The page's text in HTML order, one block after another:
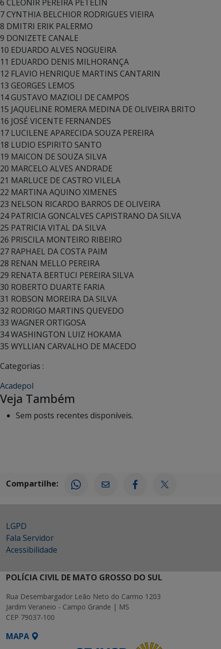
6 CLEONIR PEREIRA PETELIN
7 CYNTHIA BELCHIOR RODRIGUES VIEIRA
8 DMITRI ERIK PALERMO
9 DONIZETE CANALE
10 EDUARDO ALVES NOGUEIRA
11 EDUARDO DENIS MILHORANÇA
12 FLAVIO HENRIQUE MARTINS CANTARIN
13 GEORGES LEMOS
14 GUSTAVO MAZIOLI DE CAMPOS
15 JAQUELINE ROMERA MEDINA DE OLIVEIRA BRITO
16 JOSÉ VICENTE FERNANDES
17 LUCILENE APARECIDA SOUZA PEREIRA
18 LUDIO ESPIRITO SANTO
19 MAICON DE SOUZA SILVA
20 MARCELO ALVES ANDRADE
21 MARLUCE DE CASTRO VILELA
22 MARTINA AQUINO XIMENES
23 NELSON RICARDO BARROS DE OLIVEIRA
24 PATRICIA GONCALVES CAPISTRANO DA SILVA
25 PATRICIA VITAL DA SILVA
26 PRISCILA MONTEIRO RIBEIRO
27 RAPHAEL DA COSTA PAIM
28 RENAN MELLO PEREIRA
29 RENATA BERTUCI PEREIRA SILVA
30 ROBERTO DUARTE FARIA
31 ROBSON MOREIRA DA SILVA
32 RODRIGO MARTINS QUEVEDO
33 WAGNER ORTIGOSA
34 WASHINGTON LUIZ HOKAMA
35 WYLLIAN CARVALHO DE MACEDO
Categorias :
Acadepol
Veja Também
Sem posts recentes disponíveis.
Compartilhe:
LGPD
Fala Servidor
Acessibilidade
POLÍCIA CIVIL DE MATO GROSSO DO SUL
Rua Desembargador Leão Neto do Carmo 1203
Jardim Veraneio - Campo Grande | MS
CEP 79037-100
MAPA